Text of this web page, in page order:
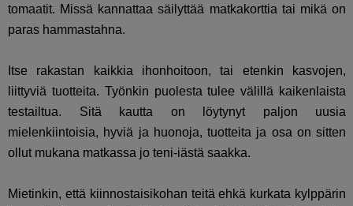
tomaatit. Missä kannattaa säilyttää matkakorttia tai mikä on
paras hammastahna.
Itse rakastan kaikkia ihonhoitoon, tai etenkin kasvojen,
liittyviä tuotteita. Työnkin puolesta tulee välillä kaikenlaista
testailtua. Sitä kautta on löytynyt paljon uusia
mielenkiintoisia, hyviä ja huonoja, tuotteita ja osa on sitten
ollut mukana matkassa jo teni-iästä saakka.
Mietinkin, että kiinnostaisikohan teitä ehkä kurkata kylppärin